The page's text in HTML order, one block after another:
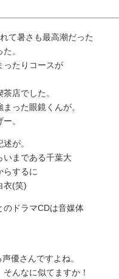
て暑さも最高潮だった
。
ったりコースが
店でした。
った眼鏡くんが。
。
が。
いまである千葉大
するに
衣(笑)
ドラマCDは音媒体
優さんですよね。
んなに似てますか！